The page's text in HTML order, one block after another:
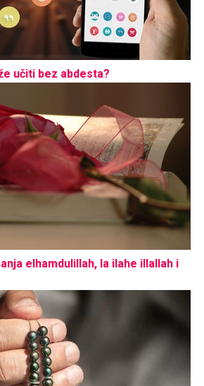
učiti bez abdesta?
elhamdulillah, la ilahe illallah i